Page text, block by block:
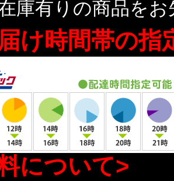
庫有りの商品を
け時間帯の指
について>